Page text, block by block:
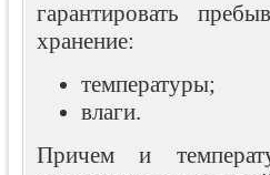
гарантировать
хранение:
температуры;
влаги.
Причем и